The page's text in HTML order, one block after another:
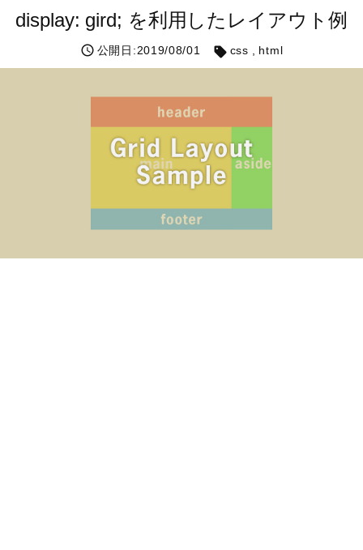
display: gird; を利用したレイアウト例
公開日:2019/08/01 css html